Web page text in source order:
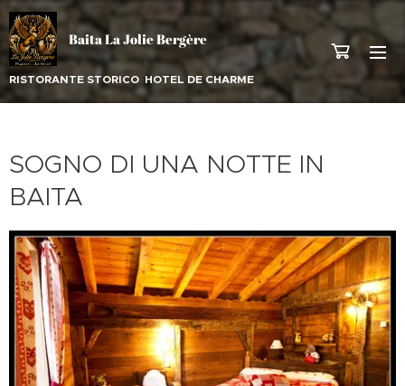
Baita La Jolie Bergère
RISTORANTE STORICO HOTEL DE CHARME
SOGNO DI UNA NOTTE IN
BAITA